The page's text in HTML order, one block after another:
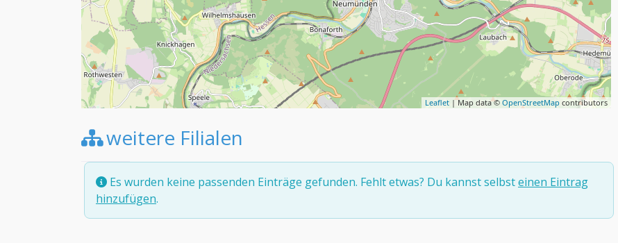
Leaflet | Map data ©OpenStreetMap contributors
weitere Filialen
Es wurden keine passenden Einträge gefunden. Fehlt etwas? Du kannst selbsteinen Eintrag
hinzufügen.